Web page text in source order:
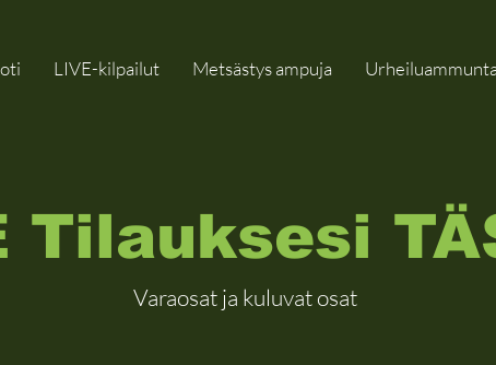
LIVE-kilpailut Metsästys ampuja Urheiluammunta
Tilauksesi
Varaosat ja kuluvat osat